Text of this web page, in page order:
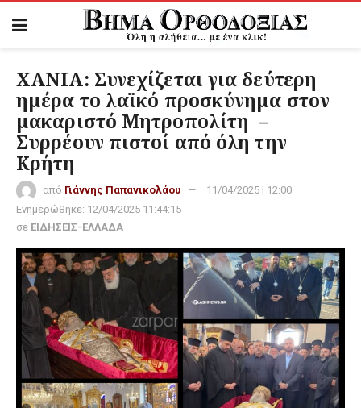
ΧΑΝΙΑ: Συνεχίζεται για δεύτερη
ημέρα το λαϊκό προσκύνημα στον
μακαριστό Μητροπολίτη –
Συρρέουν πιστοί από όλη την
Κρήτη
από Γιάννης Παπανικολάου
11/04/2025 | 12:00
Ενημερώθηκε: 12/04/2025 11:44:15
σε ΕΙΔΗΣΕΙΣ-ΕΛΛΑΔΑ